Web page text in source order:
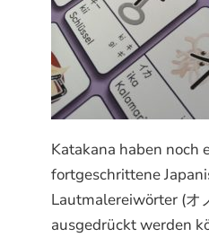
Katakana haben noch
fortgeschrittene
Lautmalereiwörter (オ
ausgedrückt werden